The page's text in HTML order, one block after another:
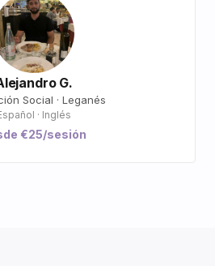
G.
Social · Leganés
· Inglés
€25/sesión